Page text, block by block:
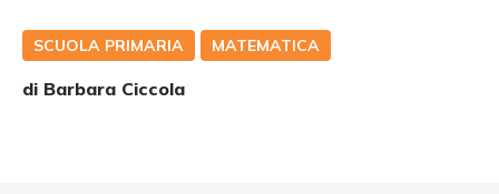
SCUOLA PRIMARIA MATEMATICA
di Barbara Ciccola